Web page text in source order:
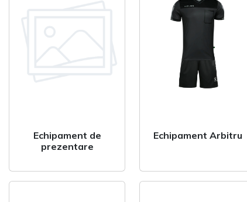
Veste
Jacheta
Geaca ploaie
Geaca scurta
Geaca lunga
Echipament de
prezentare
Echipament Arbitru